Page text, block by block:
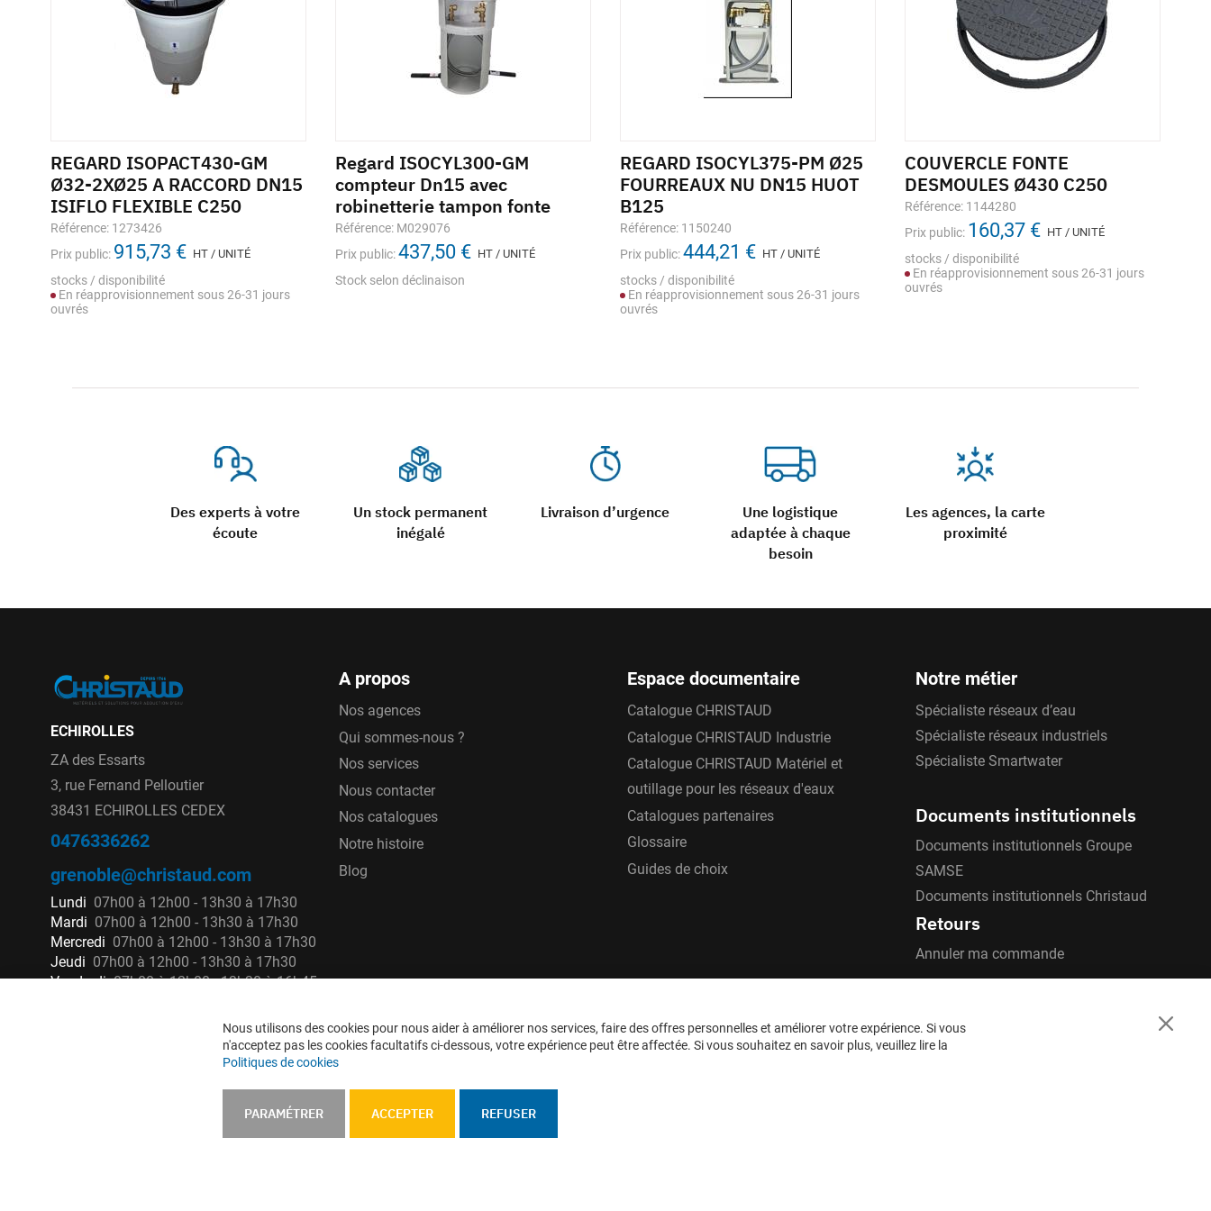
Des experts à votre
écoute
Un stock permanent
inégalé
Livraison d’urgence
Une logistique
adaptée à chaque
besoin
Les agences, la carte
proximité
REGARD ISOPACT430-GM
Ø32-2XØ25 A RACCORD DN15
ISIFLO FLEXIBLE C250
Référence: 1273426
Prix public: 915,73 € HT / UNITÉ
stocks / disponibilité
En réapprovisionnement sous 26-31 jours
ouvrés
Regard ISOCYL300-GM
compteur Dn15 avec
robinetterie tampon fonte
Référence: M029076
Prix public:437,50 € HT / UNITÉ
Stock selon déclinaison
REGARD ISOCYL375-PM Ø25
FOURREAUX NU DN15 HUOT
B125
Référence: 1150240
Prix public:444,21 € HT / UNITÉ
stocks / disponibilité
En réapprovisionnement sous 26-31 jours
ouvrés
COUVERCLE FONTE
DESMOULES Ø430 C250
Référence: 1144280
Prix public: 160,37 € HT / UNITÉ
stocks / disponibilité
En réapprovisionnement sous 26-31 jours
ouvrés
ECHIROLLES
ZA des Essarts
3, rue Fernand Pelloutier
38431 ECHIROLLES CEDEX
0476336262
grenoble@christaud.com
Lundi 07h00 à 12h00 - 13h30 à 17h30
Mardi 07h00 à 12h00 - 13h30 à 17h30
Mercredi 07h00 à 12h00 - 13h30 à 17h30
Jeudi 07h00 à 12h00 - 13h30 à 17h30
Vendredi 07h00 à 12h00 - 13h30 à 16h45
A propos
Nos agences
Qui sommes-nous ?
Nos services
Nous contacter
Nos catalogues
Notre histoire
Blog
Espace documentaire
Catalogue CHRISTAUD
Catalogue CHRISTAUD Industrie
Catalogue CHRISTAUD Matériel et
outillage pour les réseaux d'eaux
Catalogues partenaires
Glossaire
Guides de choix
Notre métier
Spécialiste réseaux d’eau
Spécialiste réseaux industriels
Spécialiste Smartwater
Documents institutionnels
Documents institutionnels Groupe
SAMSE
Documents institutionnels Christaud
Retours
Annuler ma commande
Close
Nous utilisons des cookies pour nous aider à améliorer nos services, faire des offres personnelles et améliorer votre expérience. Si vous
n'acceptez pas les cookies facultatifs ci-dessous, votre expérience peut être affectée. Si vous souhaitez en savoir plus, veuillez lire la
Politiques de cookies
ACCEPTER
PARAMÉTRER REFUSER